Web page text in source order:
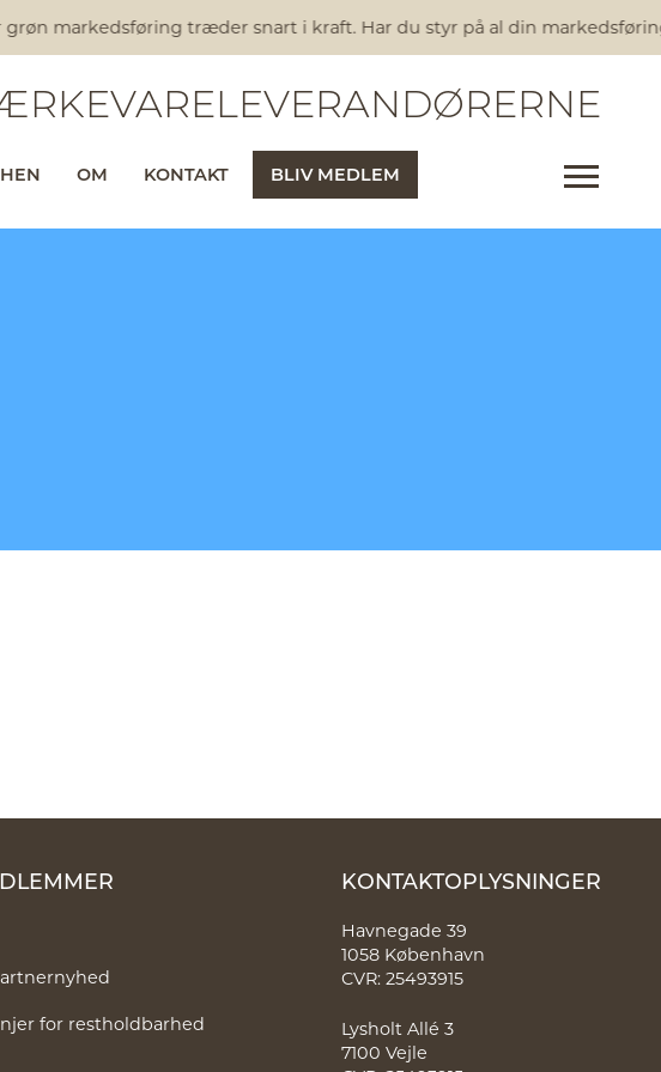
markedsføring træder snart i kraft. Har du styr på al din
OM KONTAKT BLIV MEDLEM
for restholdbarhed
KONTAKTOPLYSNINGER
Havnegade 39
1058 København
CVR: 25493915
Lysholt Allé 3
7100 Vejle